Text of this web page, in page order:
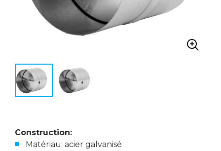
Construction:
Matériau: acier galvanisé